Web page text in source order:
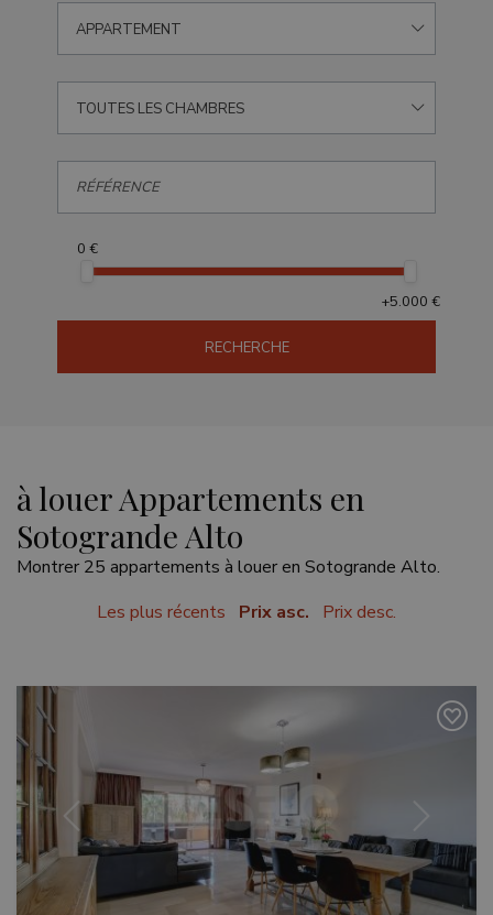
0 €
+5.000 €
APPARTEMENT
TOUTES LES CHAMBRES
RECHERCHE
à louer Appartements en
Sotogrande Alto
Montrer 25 appartements à louer en Sotogrande Alto.
Les plus récents
Prix asc. Prix desc.
Précédent